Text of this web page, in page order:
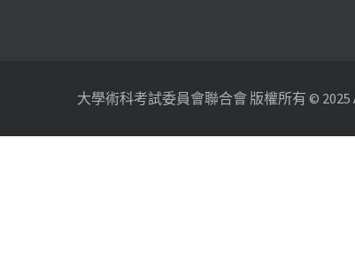
大學術科考試委員會聯合會 版權所有 © 2025